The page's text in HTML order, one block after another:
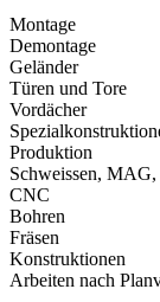
Montage
Demontage
Geländer
Türen und Tore
Vordächer
Produktion
Schweissen,
CNC
Bohren
Fräsen
Konstruktionen
Arbeiten nach